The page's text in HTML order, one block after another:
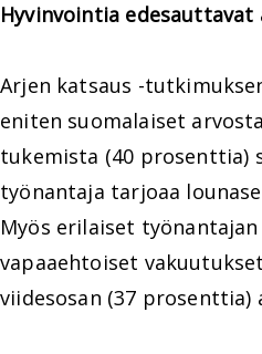
Hyvinvointia
Arjen katsaus -
eniten suomalaiset
tukemista (40 prosenttia)
työnantaja tarjoaa
Myös erilaiset
vapaaehtoiset
viidesosan (37 prosenttia)